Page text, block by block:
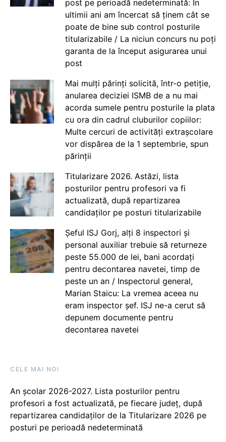
post pe perioadă nedeterminată: În
ultimii ani am încercat să ținem cât se
poate de bine sub control posturile
titularizabile / La niciun concurs nu poți
garanta de la început asigurarea unui
post
Mai mulți părinți solicită, într-o petiție,
anularea deciziei ISMB de a nu mai
acorda sumele pentru posturile la plata
cu ora din cadrul cluburilor copiilor:
Multe cercuri de activități extrașcolare
vor dispărea de la 1 septembrie, spun
părinții
Titularizare 2026. Astăzi, lista
posturilor pentru profesori va fi
actualizată, după repartizarea
candidaților pe posturi titularizabile
Șeful ISJ Gorj, alți 8 inspectori și
personal auxiliar trebuie să returneze
peste 55.000 de lei, bani acordați
pentru decontarea navetei, timp de
peste un an / Inspectorul general,
Marian Staicu: La vremea aceea nu
eram inspector șef. ISJ ne-a cerut să
depunem documente pentru
decontarea navetei
CELE MAI NOI
An școlar 2026-2027. Lista posturilor pentru
profesori a fost actualizată, pe fiecare județ, după
repartizarea candidaților de la Titularizare 2026 pe
posturi pe perioadă nedeterminată